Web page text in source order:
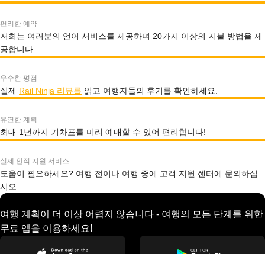
편리한 예약
저희는 여러분의 언어 서비스를 제공하며 20가지 이상의 지불 방법을 제
공합니다.
우수한 평점
실제 Rail Ninja 리뷰를 읽고 여행자들의 후기를 확인하세요.
유연한 계획
최대 1년까지 기차표를 미리 예매할 수 있어 편리합니다!
실제 인적 지원 서비스
도움이 필요하세요? 여행 전이나 여행 중에 고객 지원 센터에 문의하십
시오.
여행 계획이 더 이상 어렵지 않습니다 - 여행의 모든 단계를 위한
무료 앱을 이용하세요!